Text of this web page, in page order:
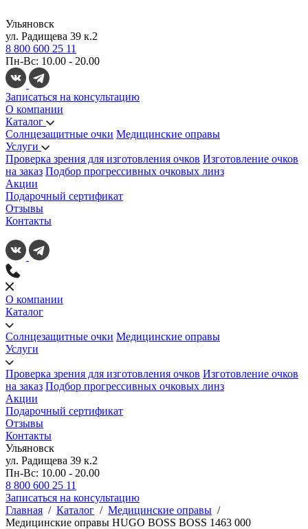
Ульяновск
ул. Радищева 39 к.2
8 800 600 25 11
Пн-Вс: 10.00 - 20.00
Записаться на консультацию
О компании
Каталог
Солнцезащитные очки Медицинские оправы
Услуги
Проверка зрения для изготовления очков Изготовление очков
на заказ Подбор прогрессивных очковых линз
Акции
Подарочный сертификат
Отзывы
Контакты
О компании
Каталог
Солнцезащитные очки Медицинские оправы
Услуги
Проверка зрения для изготовления очков Изготовление очков
на заказ Подбор прогрессивных очковых линз
Акции
Подарочный сертификат
Отзывы
Контакты
Ульяновск
ул. Радищева 39 к.2
Пн-Вс: 10.00 - 20.00
8 800 600 25 11
Записаться на консультацию
Главная / Каталог / Медицинские оправы /
Медицинские оправы HUGO BOSS BOSS 1463 000